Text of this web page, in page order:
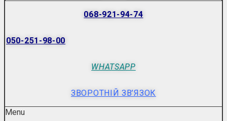
068-921-94-74
050-251-98-00
WHATSAPP
ЗВОРОТНІЙ ЗВ’ЯЗОК
Menu